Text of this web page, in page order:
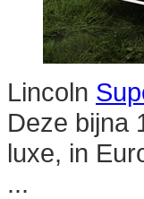
Lincoln
Deze bijna
luxe, in
...